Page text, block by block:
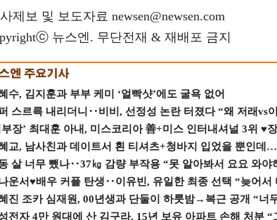
제보 및 보도자료 newsen@newsen.com
뉴스엔. 무단전재 & 재배포 금지
수, 김지훈과 부부 케미 ‘얼빡샷’에도 굴욕 없어
스르륵 내리더니‥비비, 선정성 논란 터졌다 “왜 저래vs
부장’ 최대훈 아내, 미스코리아 善+미스 인터내셔널 3위 ♥
교, 남사친과 데이트서 흰 티셔츠+청바지 입었을 뿐인데
살 너무 뺐나‥37㎏ 감량 부작용 “못 알아봐서 요요 와야
운서♥배우 커플 탄생‥이유빈, 유일한 최종 선택 “늦어서
진 조카 심재원, 00년생과 단둘이 하룻밤→복근 공개 “너
전자 4만 원대에 산 김구라, 15년 보유 아파트 손해 처분 “